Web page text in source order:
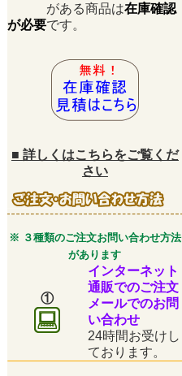
がある商品は在庫確認
が必要です。
■ 詳しくはこちらをご覧くだ
さい
※ ３種類のご注文お問い合わせ方法
があります
①
インターネット
通販でのご注文
メールでのお問
い合わせ
24時間お受けし
ております。